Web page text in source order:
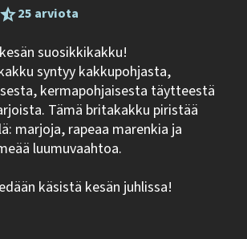
25 arviota
suosikkikakku!
syntyy kakkupohjasta,
kermapohjaisesta täytteestä
Tämä britakakku piristää
marjoja, rapeaa marenkia ja
luumuvaahtoa.
käsistä kesän juhlissa!